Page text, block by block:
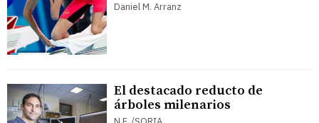
Daniel M. Arranz
El destacado reducto de
árboles milenarios